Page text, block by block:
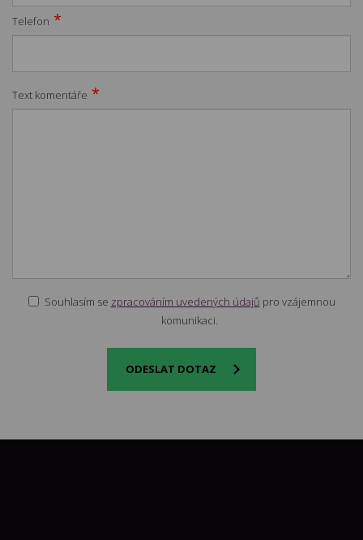
Telefon *
Text komentáře *
Souhlasím se zpracováním uvedených údajů pro vzájemnou
komunikaci.
ODESLAT DOTAZ